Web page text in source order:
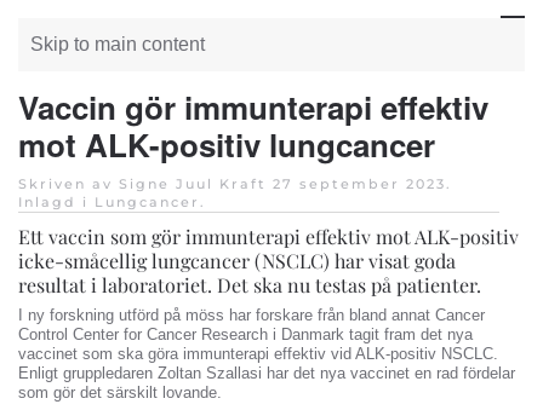
Skip to main content
Vaccin gör immunterapi effektiv
mot ALK-positiv lungcancer
Skriven av Signe Juul Kraft 27 september 2023.
Inlagd i Lungcancer .
Ett vaccin som gör immunterapi effektiv mot ALK-positiv
icke-småcellig lungcancer (NSCLC) har visat goda
resultat i laboratoriet. Det ska nu testas på patienter.
I ny forskning utförd på möss har forskare från bland annat Cancer
Control Center for Cancer Research i Danmark tagit fram det nya
vaccinet som ska göra immunterapi effektiv vid ALK-positiv NSCLC.
Enligt gruppledaren Zoltan Szallasi har det nya vaccinet en rad fördelar
som gör det särskilt lovande.